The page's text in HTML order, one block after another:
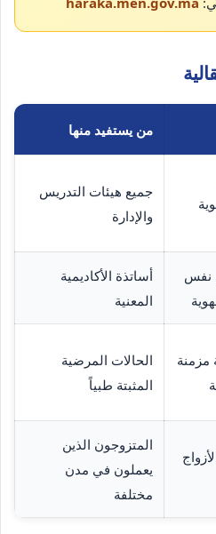
من يستفيد منها
جميع هيئات التدريس
والإدارة
نفس
أساتذة الأكاديمية
المعنية
مزمنة
الحالات المرضية
المثبتة طبياً
المتزوجون الذين
يعملون في مدن
مختلفة